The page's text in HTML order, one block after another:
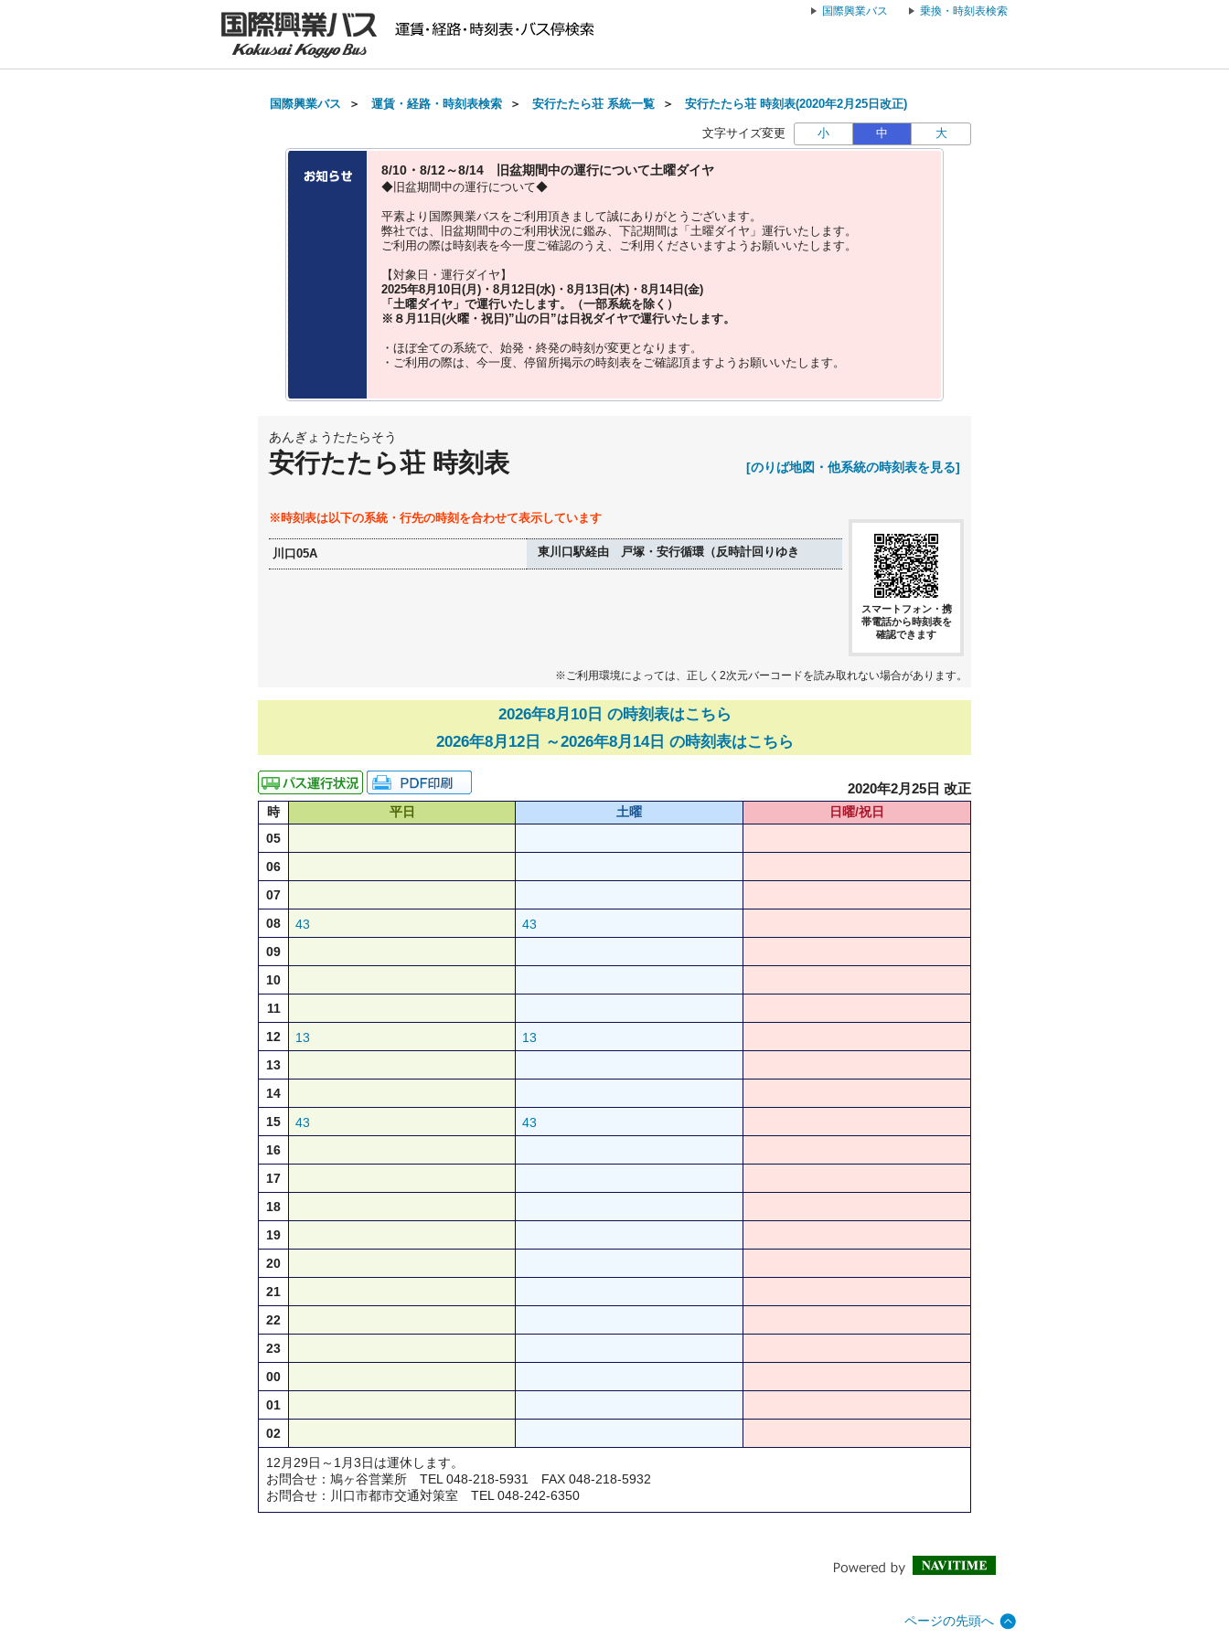
国際興業バス 乗換・時刻表検索
国際興業バス ＞ 運賃・経路・時刻表検索 ＞ 安行たたら荘 系統一覧 ＞ 安行たたら荘 時刻表(2020年2月25日改正)
文字サイズ変更 小 中 大
8/10・8/12～8/14 旧盆期間中の運行について土曜ダイヤ
◆旧盆期間中の運行について◆
平素より国際興業バスをご利用頂きまして誠にありがとうございます。
弊社では、旧盆期間中のご利用状況に鑑み、下記期間は「土曜ダイヤ」運行いたします。
ご利用の際は時刻表を今一度ご確認のうえ、ご利用くださいますようお願いいたします。
【対象日・運行ダイヤ】
2025年8月10日(月)・8月12日(水)・8月13日(木)・8月14日(金)
「土曜ダイヤ」 で運行いたします。（一部系統を除く）
※８月11日(火曜・祝日)”山の日 ”は 日祝ダイヤで運行いたします。
・ほぼ全ての系統で、始発・終発の時刻が変更となります。
・ご利用の際は、今一度、 停留所掲示の時刻表をご確認頂ますようお願いいたします。
あんぎょうたたらそう
安行たたら荘 時刻表 [のりば地図・他系統の時刻表を見る]
※時刻表は以下の系統・行先の時刻を合わせて表示しています
川口05A 東川口駅経由 戸塚・安行循環（反時計回りゆき
スマートフォン・携
帯電話から時刻表を
確認できます
※ご利用環境によっては、正しく2次元バーコードを読み取れない場合があります。
2026年8月10日 の時刻表はこちら
2026年8月12日 ～2026年8月14日 の時刻表はこちら
2020年2月25日 改正
時 平日 土曜
日曜/祝日
05
06
07
08
43
43
09
10
11
12
13
13
13
14
15
43
43
16
17
18
19
20
21
22
23
00
01
02
12月29日～1月3日は運休します。
お問合せ：鳩ヶ谷営業所 TEL 048-218-5931 FAX 048-218-5932
お問合せ：川口市都市交通対策室 TEL 048-242-6350
ページの先頭へ